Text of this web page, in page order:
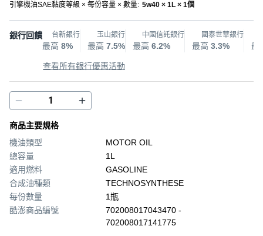
引擎機油SAE黏度等級 × 每份容量 × 數量: 5w40 × 1L × 1個
銀行回饋 台新銀行
最高 8%
玉山銀行
最高 7.5%
中國信託銀行
最高 6.2%
國泰世華銀行
最高 3.3% 最
查看所有銀行優惠活動
商品主要規格
機油類型
MOTOR OIL
總容量
1L
適用燃料
GASOLINE
合成油種類
TECHNOSYNTHESE
每份數量
1瓶
酷澎商品編號
702008017043470 -
702008017141775